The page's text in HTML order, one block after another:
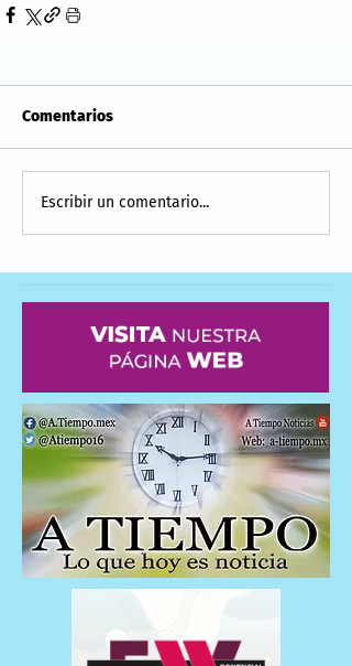
Comentarios
Escribir un comentario...